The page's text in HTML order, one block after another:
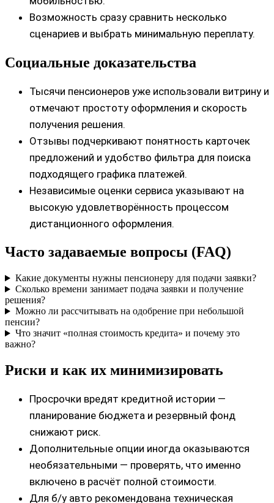
Возможность сразу сравнить несколько
сценариев и выбрать минимальную переплату.
Социальные доказательства
Тысячи пенсионеров уже использовали витрину и
отмечают простоту оформления и скорость
получения решения.
Отзывы подчеркивают понятность карточек
предложений и удобство фильтра для поиска
подходящего графика платежей.
Независимые оценки сервиса указывают на
высокую удовлетворённость процессом
дистанционного оформления.
Часто задаваемые вопросы (FAQ)
Какие документы нужны пенсионеру для подачи заявки?
Сколько времени занимает подача заявки и получение
решения?
Можно ли рассчитывать на одобрение при небольшой
пенсии?
Что значит «полная стоимость кредита» и почему это
важно?
Риски и как их минимизировать
Просрочки вредят кредитной истории —
планирование бюджета и резервный фонд
снижают риск.
Дополнительные опции иногда оказываются
необязательными — проверять, что именно
включено в расчёт полной стоимости.
Для б/у авто рекомендована техническая